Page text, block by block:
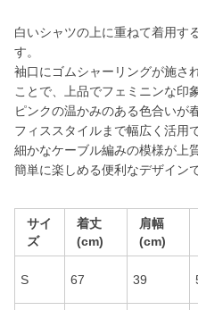
白いシャツの上に重ねて着用す
す。
袖口にゴムシャーリングが施さ
ことで、上品でフェミニンな印
ピンクの温かみのある色合いが
フィススタイルまで幅広く活用
細かなケーブル編みの模様が上
簡単に楽しめる便利なデザインで
サイ
ズ
着丈
(cm)
肩幅
(cm)
S 67 39